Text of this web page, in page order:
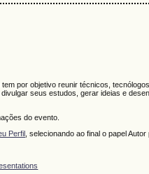
tem por objetivo reunir técnicos,
seus estudos, gerar ideias e
do evento.
Perfil , selecionando ao final o papel